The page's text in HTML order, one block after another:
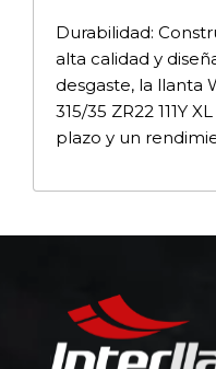
Durabilidad:
alta calidad y
desgaste, la llanta
315/35 ZR22 111Y
plazo y un